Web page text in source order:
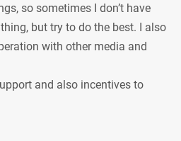
so sometimes I don’t have
but try to do the best. I also
with other media and
and also incentives to